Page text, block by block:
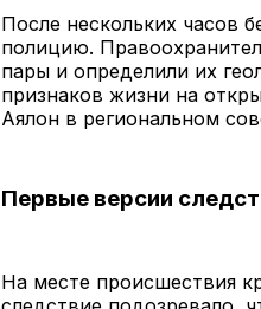
После нескольких часов
полицию.
пары и определили их
признаков жизни на
Аялон в региональном
Первые версии
На месте происшествия